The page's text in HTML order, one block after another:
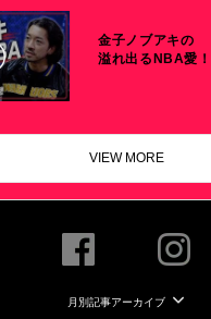
金子ノブアキの
溢れ出るNBA愛！
VIEW MORE
月別記事アーカイブ